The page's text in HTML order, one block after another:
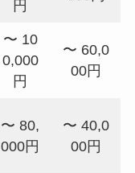
円
〜 10
0,000
円
〜 60,0
00円
〜 80,
000円
〜 40,0
00円